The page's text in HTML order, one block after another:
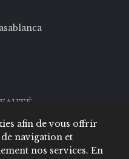
afin de vous offrir
navigation et
nos services. En